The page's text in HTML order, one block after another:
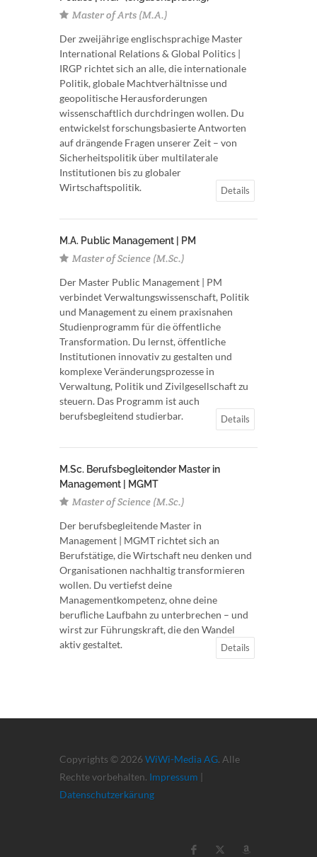
Master of Arts (M.A.)
Der zweijährige englischsprachige Master
International Relations & Global Politics |
IRGP richtet sich an alle, die internationale
Politik, globale Machtverhältnisse und
geopolitische Herausforderungen
wissenschaftlich durchdringen wollen. Du
entwickelst forschungsbasierte Antworten
auf drängende Fragen unserer Zeit – von
Sicherheitspolitik über multilaterale
Institutionen bis zu globaler
Wirtschaftspolitik.
Details
M.A. Public Management | PM
Master of Science (M.Sc.)
Der Master Public Management | PM
verbindet Verwaltungswissenschaft, Politik
und Management zu einem praxisnahen
Studienprogramm für die öffentliche
Transformation. Du lernst, öffentliche
Institutionen innovativ zu gestalten und
komplexe Veränderungsprozesse in
Verwaltung, Politik und Zivilgesellschaft zu
steuern. Das Programm ist auch
berufsbegleitend studierbar.
Details
M.Sc. Berufsbegleitender Master in
Management | MGMT
Master of Science (M.Sc.)
Der berufsbegleitende Master in
Management | MGMT richtet sich an
Berufstätige, die Wirtschaft neu denken und
Organisationen nachhaltig transformieren
wollen. Du vertiefst deine
Managementkompetenz, ohne deine
berufliche Laufbahn zu unterbrechen – und
wirst zur Führungskraft, die den Wandel
aktiv gestaltet.
Details
Copyrights © 2026 WiWi-Media AG. Alle
Rechte vorbehalten. Impressum |
Datenschutzerkärung